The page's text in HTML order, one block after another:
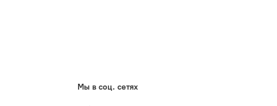
Мы в соц. сетях